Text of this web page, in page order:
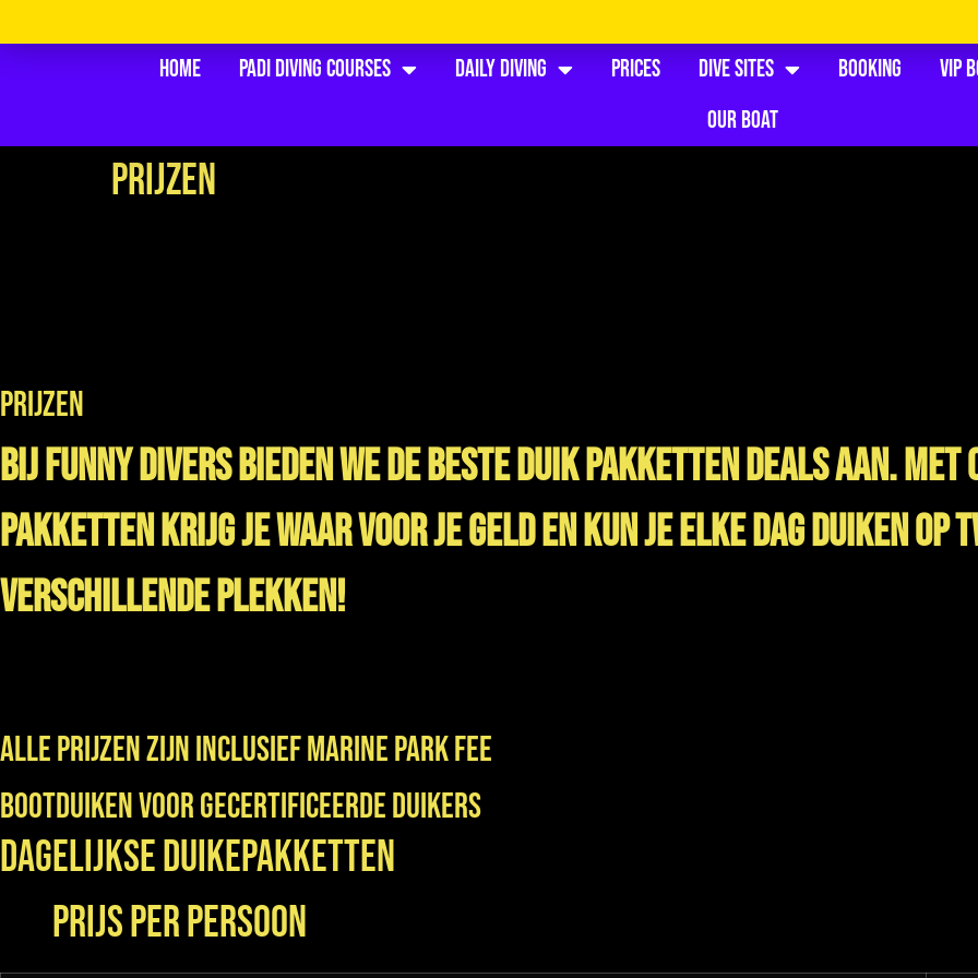
Home PADI Diving Courses Daily Diving Prices Dive Sites Booking VIP
Our Boat
Prijzen
PRIJZEN
Bij Funny Divers bieden we de beste Duik Pakketten Deals aan. Met
pakketten krijg je waar voor je geld en kun je elke dag duiken op
verschillende plekken!
Alle prijzen zijn INCLUSIEF MARINE PARK FEE
Bootduiken voor gecertificeerde duikers
Dagelijkse
Prijs per persoon